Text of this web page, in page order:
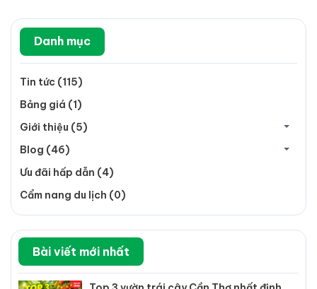
Danh mục
Tin tức (115)
Bảng giá (1)
Giới thiệu (5)
Blog (46)
Ưu đãi hấp dẫn (4)
Cẩm nang du lịch (0)
Bài viết mới nhất